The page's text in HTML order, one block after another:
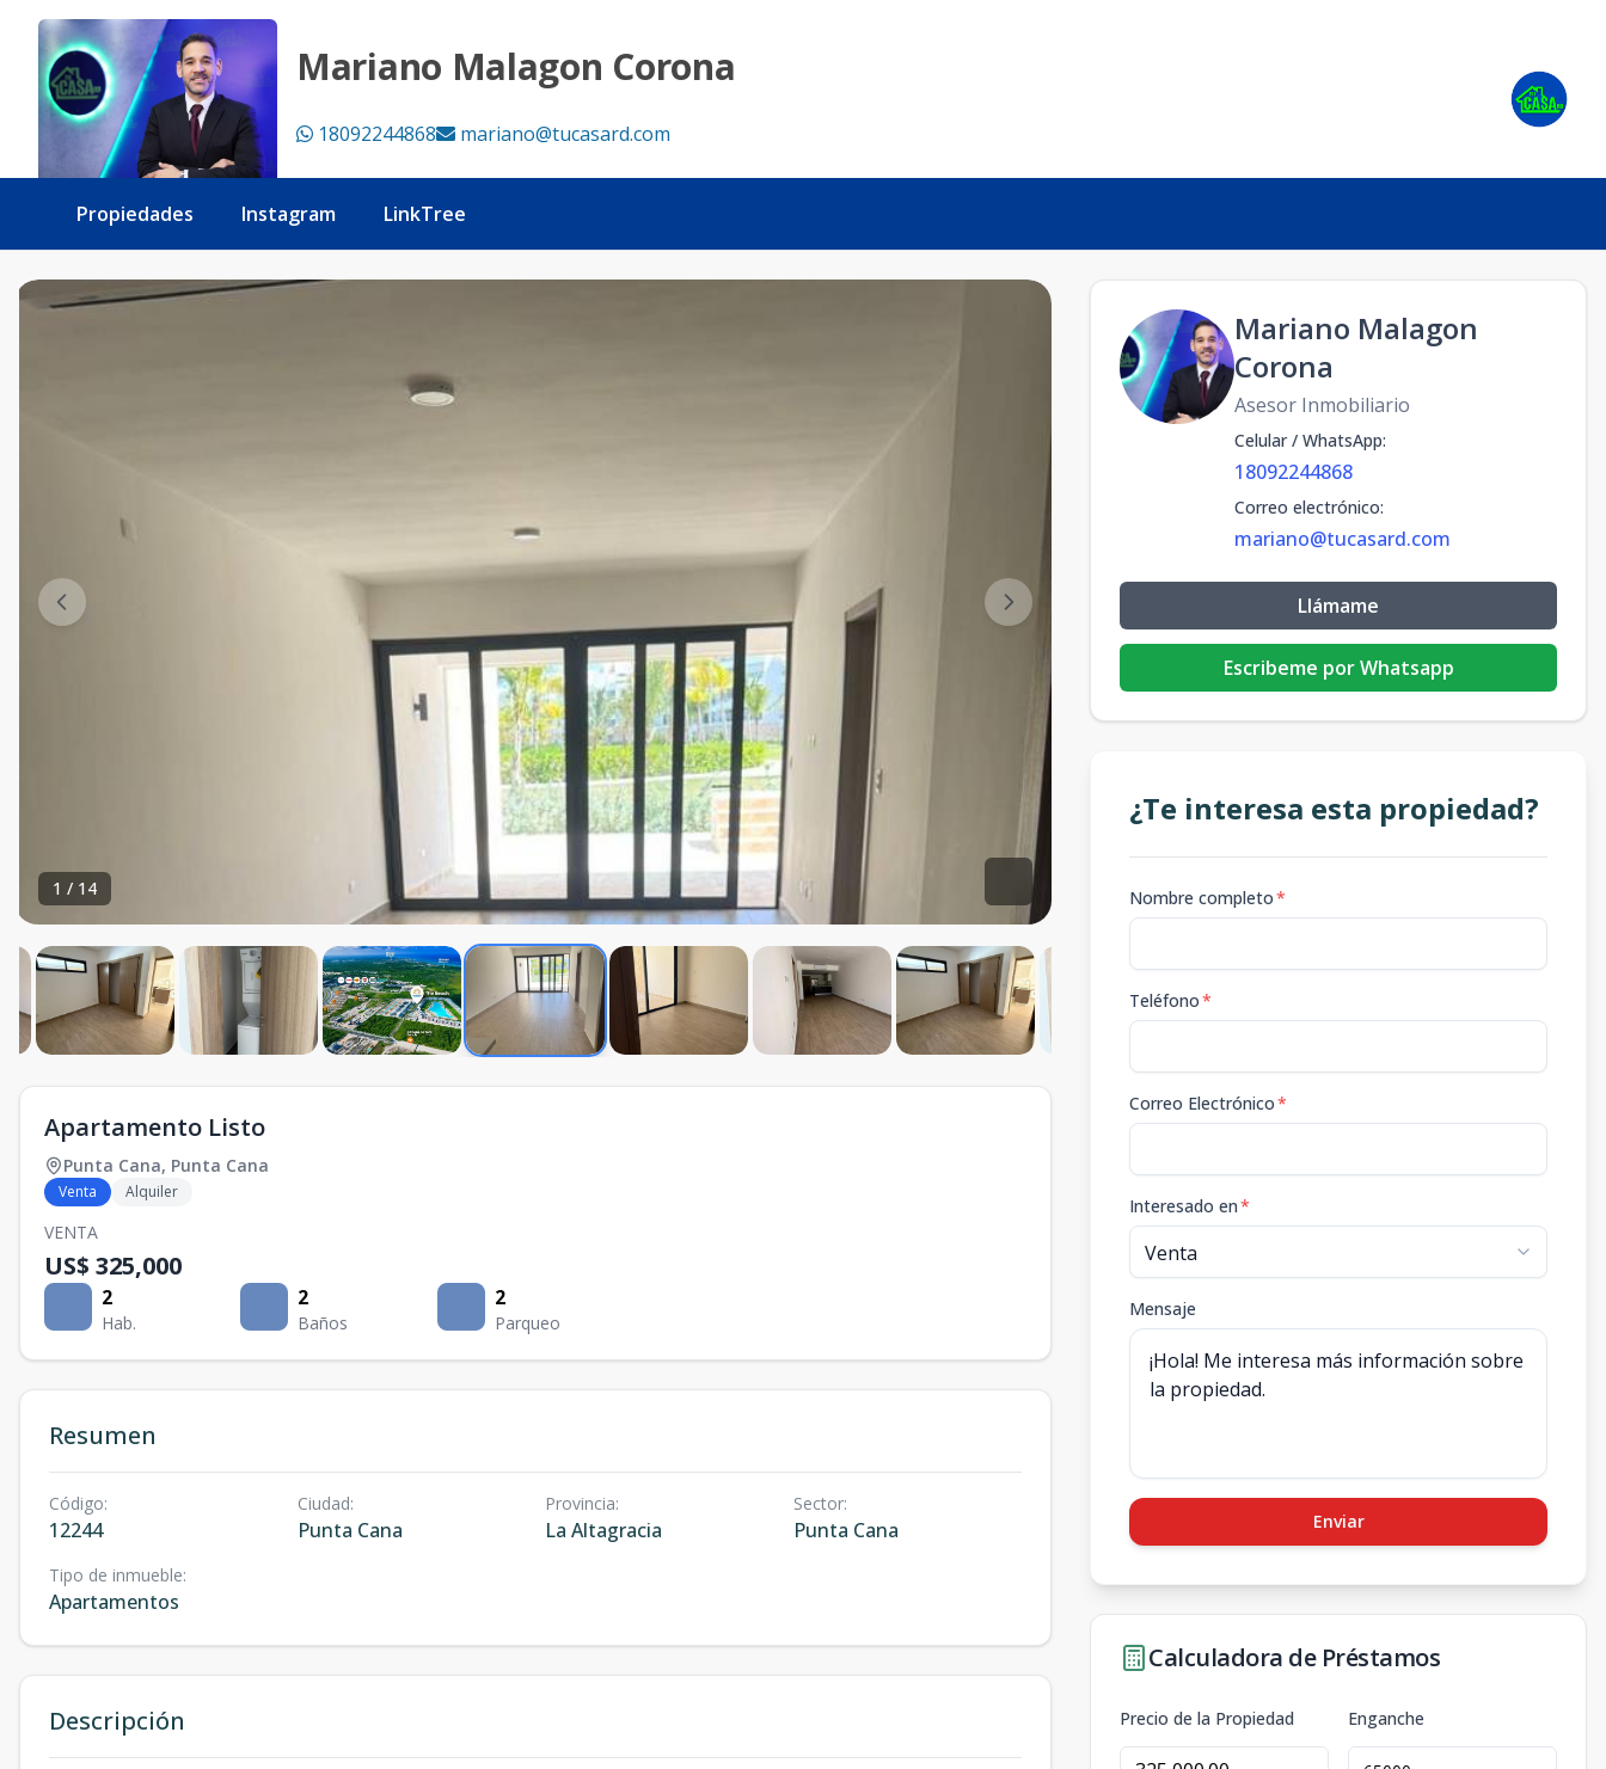
Mariano Malagon Corona
18092244868 mariano@tucasard.com
Propiedades Instagram LinkTree
1 / 14
Apartamento Listo
Punta Cana, Punta Cana
Venta Alquiler
VENTA
US$ 325,000
2
Hab.
2
Baños
2
Parqueo
Resumen
Código:
12244
Ciudad:
Punta Cana
Provincia:
La Altagracia
Sector:
Punta Cana
Tipo de inmueble:
Apartamentos
Descripción
Mariano Malagon
Corona
Asesor Inmobiliario
Celular / WhatsApp:
18092244868
Correo electrónico:
mariano@tucasard.com
Llámame
Escribeme por Whatsapp
¿Te interesa esta propiedad?
Nombre completo*
Teléfono*
Correo Electrónico*
Interesado en*
Mensaje
Enviar
Calculadora de Préstamos
Precio de la Propiedad Enganche
Apartamento Listo - Tu Casa RD